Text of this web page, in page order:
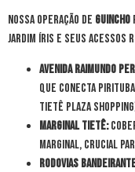
Nossa operação de guincho
Jardim Íris e seus acessos
Avenida Raimundo
que conecta
Tietê Plaza
Marginal Tietê:
Marginal, crucial
Rodovias